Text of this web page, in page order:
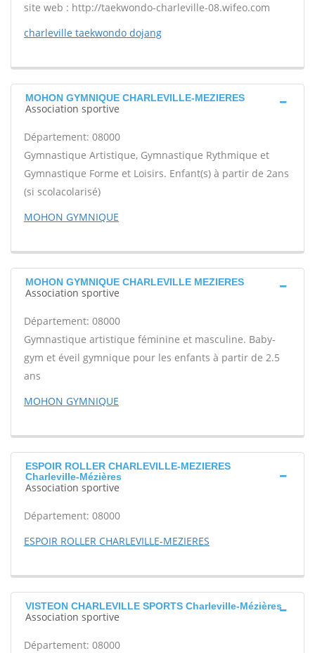
site web : http://taekwondo-charleville-08.wifeo.com
charleville taekwondo dojang
MOHON GYMNIQUE CHARLEVILLE-MEZIERES
Association sportive
Département: 08000
Gymnastique Artistique, Gymnastique Rythmique et
Gymnastique Forme et Loisirs. Enfant(s) à partir de 2ans
(si scolacolarisé)
MOHON GYMNIQUE
MOHON GYMNIQUE CHARLEVILLE MEZIERES
Association sportive
Département: 08000
Gymnastique artistique féminine et masculine. Baby-
gym et éveil gymnique pour les enfants à partir de 2.5
ans
MOHON GYMNIQUE
ESPOIR ROLLER CHARLEVILLE-MEZIERES
Charleville-Mézières
Association sportive
Département: 08000
ESPOIR ROLLER CHARLEVILLE-MEZIERES
VISTEON CHARLEVILLE SPORTS Charleville-Mézières
Association sportive
Département: 08000